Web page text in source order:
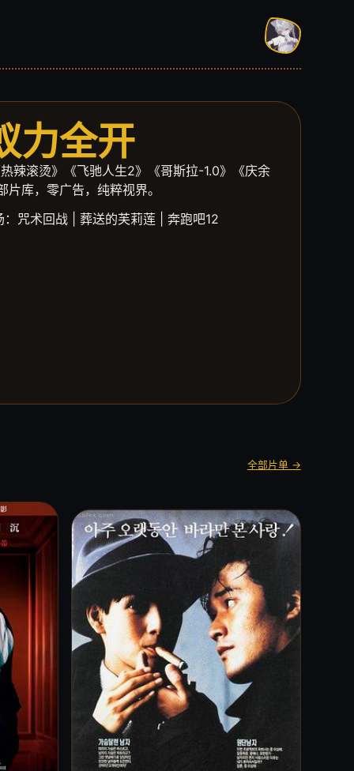
力全开
辣滚烫》《飞驰人生2》《哥斯拉-1.0》《庆余
片库，零广告，纯粹视界。
：咒术回战 | 葬送的芙莉莲 | 奔跑吧12
全部片单 →